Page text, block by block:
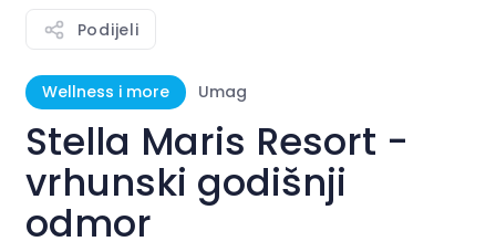
Podijeli
Wellness i more Umag
Stella Maris Resort -
vrhunski godišnji
odmor